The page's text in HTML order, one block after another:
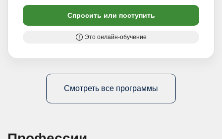
Спросить или поступить
Это онлайн-обучение
Смотреть все программы